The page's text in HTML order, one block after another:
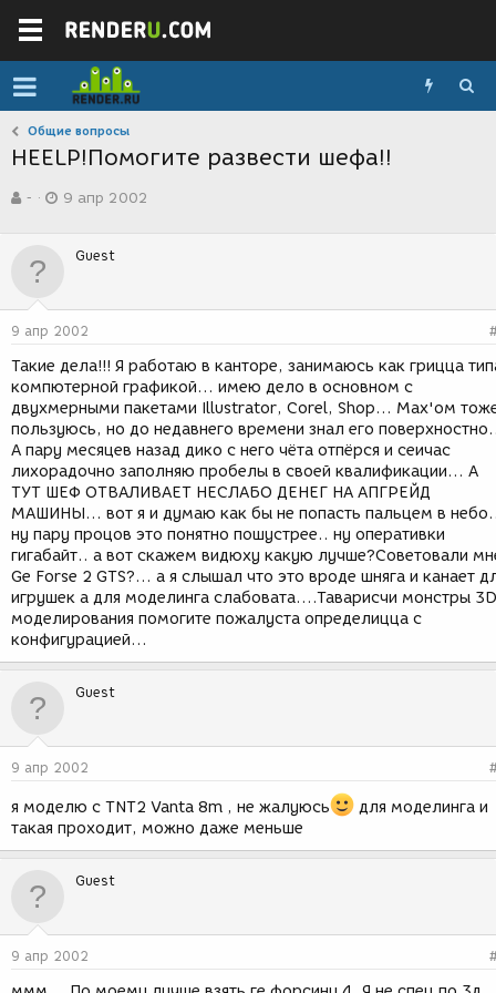
Общие вопросы
HEELP!Помогите развести шефа!!
в
р
-
а
д
н
и
я
9 апр 2002
Guest
9 апр 2002
Такие дела!!! Я работаю в канторе, занимаюсь как грицца
компютерной графикой... имею дело в основном с
двухмерными пакетами Illustrator, Corel, Shop... Max'ом
пользуюсь, но до недавнего времени знал его
А пару месяцев назад дико с него чёта отпёрся и сеичас
лихорадочно заполняю пробелы в своей квалификации... А
ТУТ ШЕФ ОТВАЛИВАЕТ НЕСЛАБО ДЕНЕГ НА АПГРЕЙД
МАШИНЫ... вот я и думаю как бы не попасть пальцем в
ну пару процов это понятно пошустрее.. ну оперативки
гигабайт.. а вот скажем видюху какую лучше?Советовали
Ge Forse 2 GTS?... а я слышал что это вроде шняга и канает
игрушек а для моделинга слабовата....Таварисчи монстры 3D
моделирования помогите пожалуста определицца с
конфигурацией...
Guest
9 апр 2002
я моделю с TNT2 Vanta 8m , не жалуюсь
для моделинга и
такая проходит, можно даже меньше
Guest
9 апр 2002